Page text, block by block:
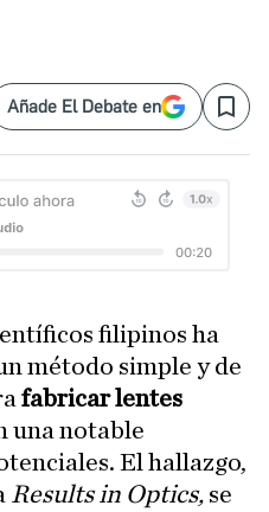
Añade El Debate en Save
filipinos ha
método simple y de
fabricar lentes
una notable
El hallazgo,
Results in Optics, se